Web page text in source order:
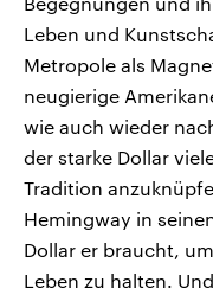
Leben und
Metropole als
neugierige
wie auch wieder
der starke Dollar
Tradition
Hemingway in
Dollar er braucht,
Leben zu halten.